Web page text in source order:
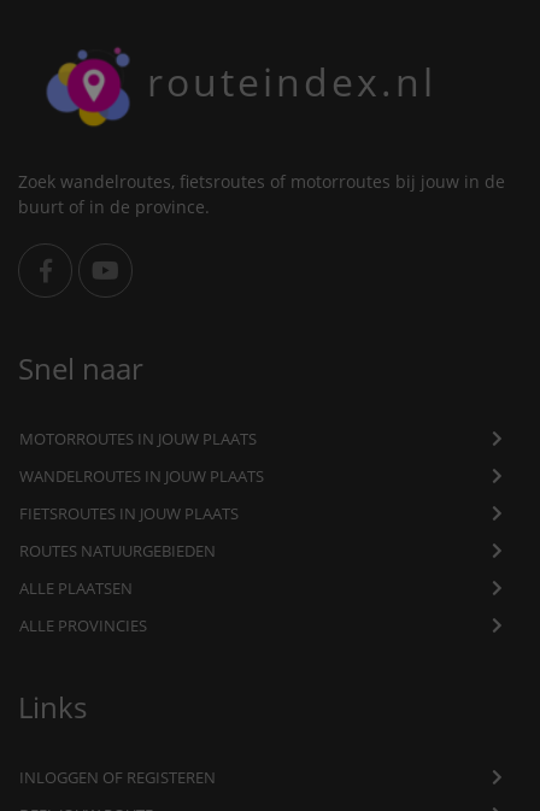
routeindex.nl
Zoek wandelroutes, fietsroutes of motorroutes bij jouw in de
buurt of in de province.
Snel naar
MOTORROUTES IN JOUW PLAATS
WANDELROUTES IN JOUW PLAATS
FIETSROUTES IN JOUW PLAATS
ROUTES NATUURGEBIEDEN
ALLE PLAATSEN
ALLE PROVINCIES
Links
INLOGGEN OF REGISTEREN